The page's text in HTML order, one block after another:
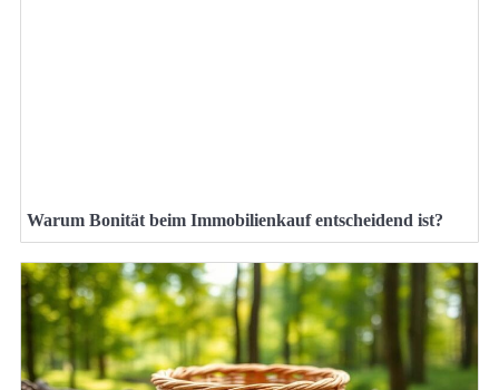
Warum Bonität beim Immobilienkauf entscheidend ist?